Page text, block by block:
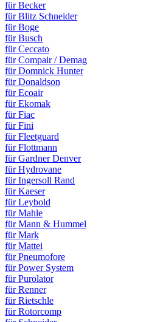
für Becker
für Blitz Schneider
für Boge
für Busch
für Ceccato
für Compair / Demag
für Domnick Hunter
für Donaldson
für Ecoair
für Ekomak
für Fiac
für Fini
für Fleetguard
für Flottmann
für Gardner Denver
für Hydrovane
für Ingersoll Rand
für Kaeser
für Leybold
für Mahle
für Mann & Hummel
für Mark
für Mattei
für Pneumofore
für Power System
für Purolator
für Renner
für Rietschle
für Rotorcomp